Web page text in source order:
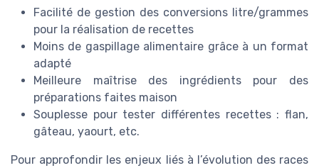
Facilité de gestion des conversions litre/grammes
pour la réalisation de recettes
Moins de gaspillage alimentaire grâce à un format
adapté
Meilleure maîtrise des ingrédients pour des
préparations faites maison
Souplesse pour tester différentes recettes : flan,
gâteau, yaourt, etc.
Pour approfondir les enjeux liés à l’évolution des races